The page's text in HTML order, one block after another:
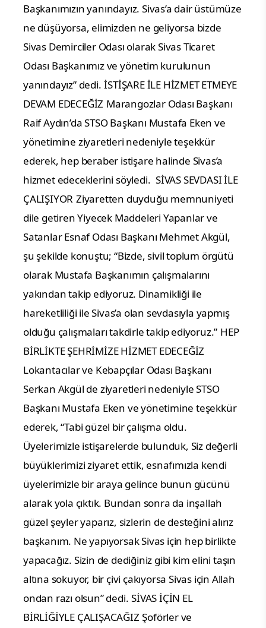
Başkanımızın yanındayız. Sivas’a dair üstümüze
ne düşüyorsa, elimizden ne geliyorsa bizde
Sivas Demirciler Odası olarak Sivas Ticaret
Odası Başkanımız ve yönetim kurulunun
yanındayız” dedi. İSTİŞARE İLE HİZMET ETMEYE
DEVAM EDECEĞİZ Marangozlar Odası Başkanı
Raif Aydın’da STSO Başkanı Mustafa Eken ve
yönetimine ziyaretleri nedeniyle teşekkür
ederek, hep beraber istişare halinde Sivas’a
hizmet edeceklerini söyledi. SİVAS SEVDASI İLE
ÇALIŞIYOR Ziyaretten duyduğu memnuniyeti
dile getiren Yiyecek Maddeleri Yapanlar ve
Satanlar Esnaf Odası Başkanı Mehmet Akgül,
şu şekilde konuştu; “Bizde, sivil toplum örgütü
olarak Mustafa Başkanımın çalışmalarını
yakından takip ediyoruz. Dinamikliği ile
hareketliliği ile Sivas’a olan sevdasıyla yapmış
olduğu çalışmaları takdirle takip ediyoruz.” HEP
BİRLİKTE ŞEHRİMİZE HİZMET EDECEĞİZ
Lokantacılar ve Kebapçılar Odası Başkanı
Serkan Akgül de ziyaretleri nedeniyle STSO
Başkanı Mustafa Eken ve yönetimine teşekkür
ederek, “Tabi güzel bir çalışma oldu.
Üyelerimizle istişarelerde bulunduk, Siz değerli
büyüklerimizi ziyaret ettik, esnafımızla kendi
üyelerimizle bir araya gelince bunun gücünü
alarak yola çıktık. Bundan sonra da inşallah
güzel şeyler yaparız, sizlerin de desteğini alırız
başkanım. Ne yapıyorsak Sivas için hep birlikte
yapacağız. Sizin de dediğiniz gibi kim elini taşın
altına sokuyor, bir çivi çakıyorsa Sivas için Allah
ondan razı olsun” dedi. SİVAS İÇİN EL
BİRLİĞİYLE ÇALIŞACAĞIZ Şoförler ve